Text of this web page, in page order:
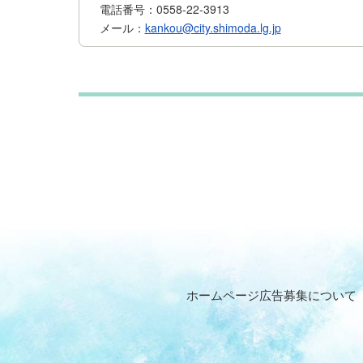
電話番号：0558-22-3913
メール： kankou@city.shimoda.lg.jp
ホームページ広告募集について